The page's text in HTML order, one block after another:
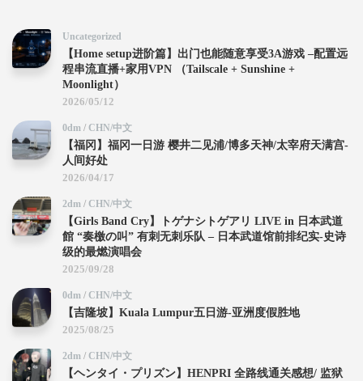
Uncategorized
【Home setup进阶篇】出门也能随意享受3A游戏 –配置远
程串流直播+家用VPN （Tailscale + Sunshine +
Moonlight）
2026/05/12
0dm / CHN/中文
【福冈】福冈一日游 樱井二见浦/博多天神/太宰府天满宫-
人间好处
2026/04/17
2dm / CHN/中文
【Girls Band Cry】トゲナシトゲアリ LIVE in 日本武道
館 “奏檄の叫” 有刺无刺乐队 – 日本武道馆前排纪实-史诗
级的最燃演唱会
2025/09/28
0dm / CHN/中文
【吉隆坡】Kuala Lumpur五日游-亚洲度假胜地
2025/08/25
2dm / CHN/中文
【ヘンタイ・プリズン】HENPRI 全路线通关感想/ 监狱